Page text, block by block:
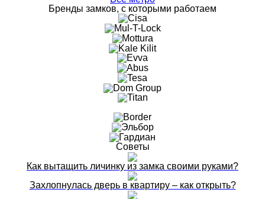
Бренды замков, с которыми работаем
Советы
Как вытащить личинку из замка своими руками?
Захлопнулась дверь в квартиру – как открыть?